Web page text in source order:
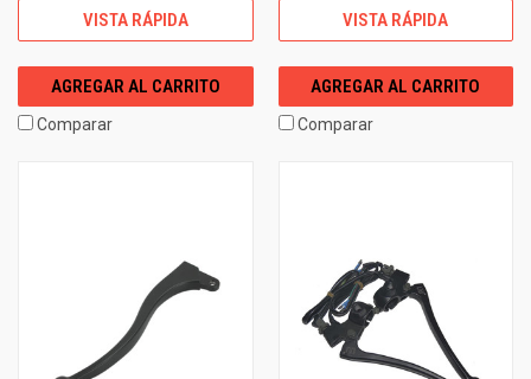
VISTA RÁPIDA
AGREGAR AL CARRITO
Comparar
VISTA RÁPIDA
AGREGAR AL CARRITO
Comparar